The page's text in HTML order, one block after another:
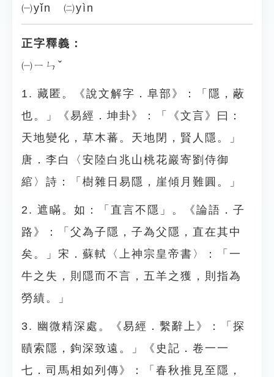
㈠yǐn ㈡yìn
正字釋義：
㈠ㄧㄣˇ
1. 藏匿。《說文解字．阜部》：「隱，蔽
也。」《易經．坤卦》：「《文言》曰：
天地變化，草木蕃。天地閉，賢人隱。」
唐．李白〈安陸白兆山桃花巖寄劉侍御
綰〉詩：「樹雜日易隱，崖傾月難圓。」
2. 遮瞞。如：「直言不隱」。《論語．子
路》：「父為子隱，子為父隱，直在其中
矣。」宋．蘇軾〈上神宗皇帝書〉：「一
牛之失，則隱而不言，五羊之獲，則指為
勞績。」
3. 幽微精深處。《易經．繫辭上》：「探
賾索隱，鉤深致遠。」《史記．卷一一
七．司馬相如列傳》：「春秋推見至隱，